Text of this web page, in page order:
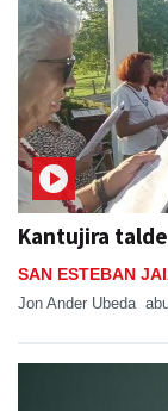
Kantujira
SAN ESTEBAN
Jon Ander Ubeda